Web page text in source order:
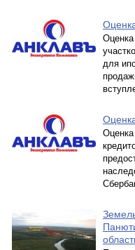
для
Оценка